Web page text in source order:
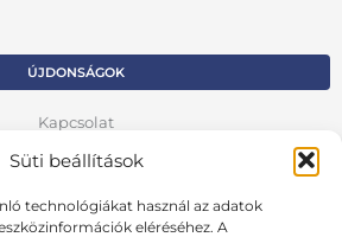
Süti beállítások
technológiákat használ az adatok
eléréséhez. A
ÚJDONSÁGOK
Kapcsolat
Kosár
Fiók